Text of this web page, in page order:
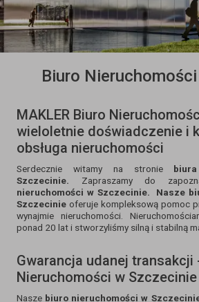
Biuro
MAKLER Biuro
wieloletnie doświadczenie i
obsługa nieruchomości
Serdecznie witamy na stronie
Szczecinie. Zapraszamy do
nieruchomości w Szczecinie.
Nasze
Szczecinie oferuje kompleksową pomoc
wynajmie nieruchomości.
ponad 20 lat i stworzyliśmy silną i stabilną
Gwarancja udanej transakcji
Nieruchomości w Szczecinie
Nasze biuro nieruchomości w